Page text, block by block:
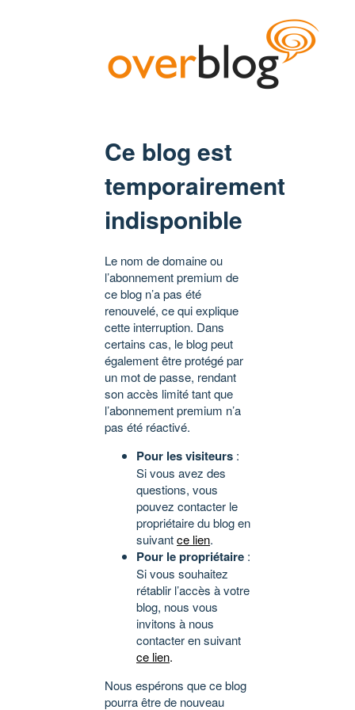
Ce blog est
temporairement
indisponible
Le nom de domaine ou
l’abonnement premium de
ce blog n’a pas été
renouvelé, ce qui explique
cette interruption. Dans
certains cas, le blog peut
également être protégé par
un mot de passe, rendant
son accès limité tant que
l’abonnement premium n’a
pas été réactivé.
Pour les visiteurs :
Si vous avez des
questions, vous
pouvez contacter le
propriétaire du blog en
suivantce lien.
Pour le propriétaire :
Si vous souhaitez
rétablir l’accès à votre
blog, nous vous
invitons à nous
contacter en suivant
ce lien.
Nous espérons que ce blog
pourra être de nouveau